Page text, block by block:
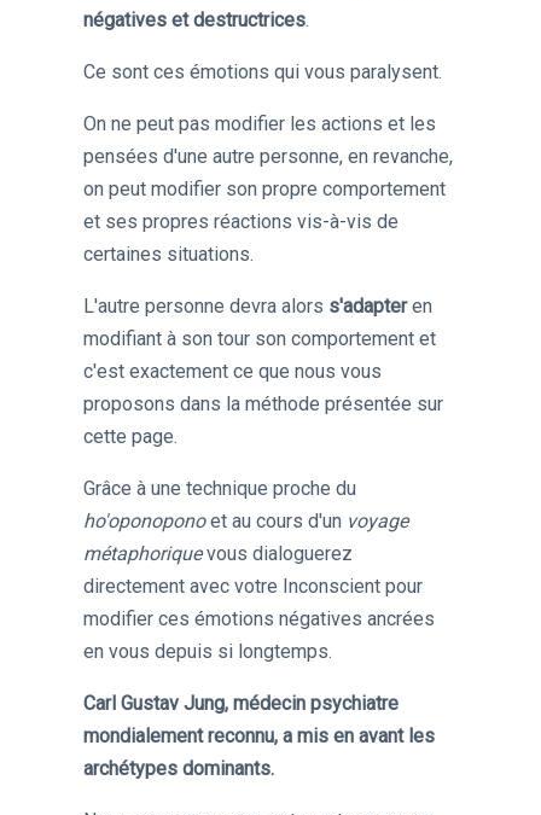
négatives et destructrices.
Ce sont ces émotions qui vous paralysent.
On ne peut pas modifier les actions et les
pensées d'une autre personne, en revanche,
on peut modifier son propre comportement
et ses propres réactions vis-à-vis de
certaines situations.
L'autre personne devra alors s'adapteren
modifiant à son tour son comportement et
c'est exactement ce que nous vous
proposons dans la méthode présentée sur
cette page.
Grâce à une technique proche du
ho'oponoponoet au cours d'un voyage
métaphoriquevous dialoguerez
directement avec votre Inconscient pour
modifier ces émotions négatives ancrées
en vous depuis si longtemps.
Carl Gustav Jung, médecin psychiatre
mondialement reconnu, a mis en avant les
archétypes dominants.